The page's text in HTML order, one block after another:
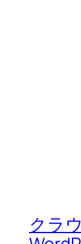
クラ